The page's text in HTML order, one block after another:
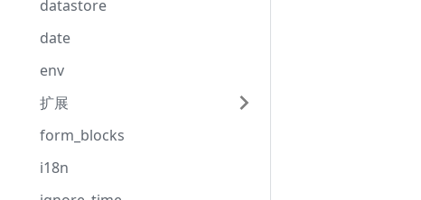
datastore
date
env
扩展
form_blocks
i18n